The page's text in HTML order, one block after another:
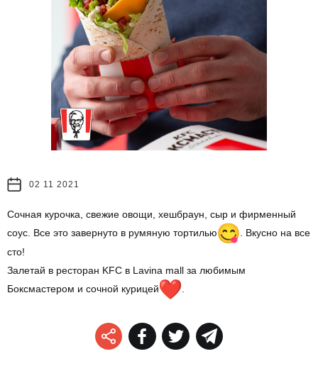
02 11 2021
Сочная курочка, свежие овощи, хешбраун, сыр и фирменный
соус. Все это завернуто в румяную тортилью
. Вкусно на все
сто!
Залетай в ресторан KFC в Lavina mall за любимым
Боксмастером и сочной курицей